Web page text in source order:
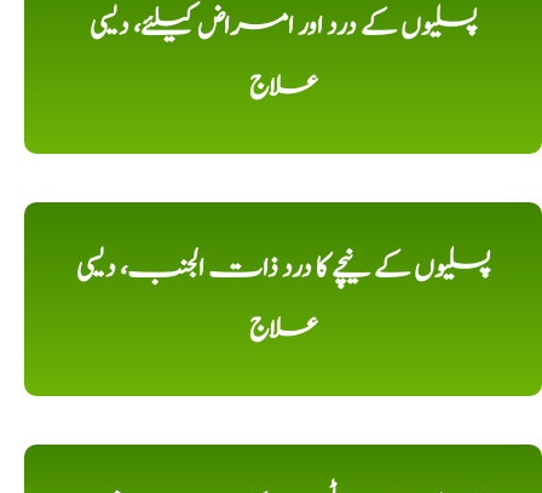
پسلیوں کے درد اور امراض کیلئے، دیسی
علاج
پسلیوں کے نیچے کا درد ذات الجنب، دیسی
علاج